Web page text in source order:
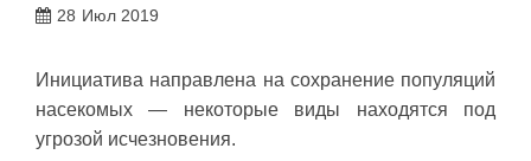
28 Июл 2019
Инициатива направлена на сохранение популяций
насекомых — некоторые виды находятся под
угрозой исчезновения.